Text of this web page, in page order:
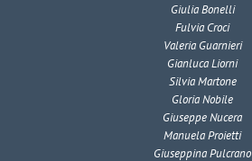
Giulia Bonelli
Fulvia Croci
Valeria Guarnieri
Gianluca Liorni
Silvia Martone
Gloria Nobile
Giuseppe Nucera
Manuela Proietti
Giuseppina Pulcrano